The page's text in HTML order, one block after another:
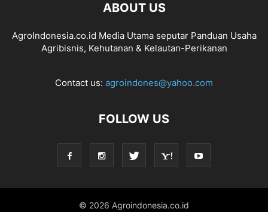
ABOUT US
AgroIndonesia.co.id Media Utama seputar Panduan Usaha
Agribisnis, Kehutanan & Kelautan-Perikanan
Contact us: agroindones@yahoo.com
FOLLOW US
© 2026 Agroindonesia.co.id